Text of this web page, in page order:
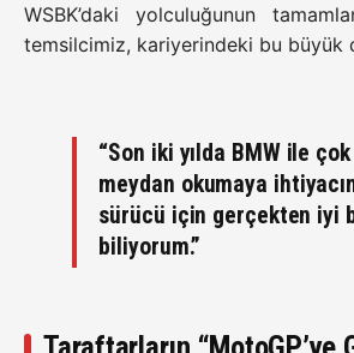
WSBK’daki yolculuğunun
temsilcimiz, kariyerindeki bu büyük
“Son iki yılda BMWile çok
meydan okumaya
sürücü için gerçekten iyi
biliyorum.”